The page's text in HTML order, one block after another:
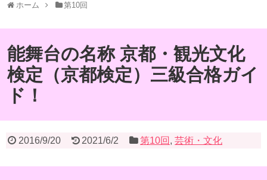
ホーム 第10回
能舞台の名称 京都・観光文化
検定（京都検定）三級合格ガイ
ド！
2016/9/20 2021/6/2 第10回 ,芸術・文化